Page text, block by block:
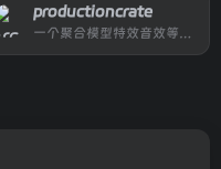
productioncrate